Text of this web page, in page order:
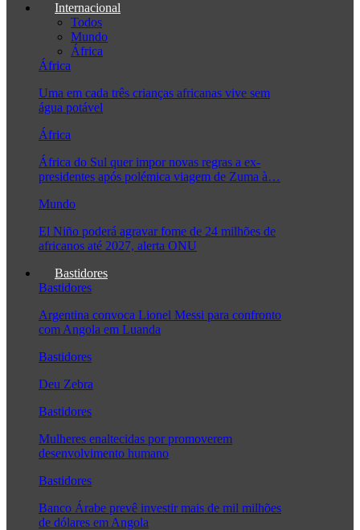
Internacional
Todos
Mundo
África
África
Uma em cada três crianças africanas vive sem
água potável
África
África do Sul quer impor novas regras a ex-
presidentes após polémica viagem de Zuma à…
Mundo
El Niño poderá agravar fome de 24 milhões de
africanos até 2027, alerta ONU
Bastidores
Bastidores
Argentina convoca Lionel Messi para confronto
com Angola em Luanda
Bastidores
Deu Zebra
Bastidores
Mulheres enaltecidas por promoverem
desenvolvimento humano
Bastidores
Banco Árabe prevê investir mais de mil milhões
de dólares em Angola